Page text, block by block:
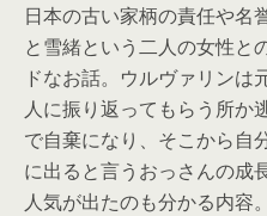
日本の古い家柄の責任や名
と雪緒という二人の女性と
ドなお話。ウルヴァリンは
人に振り返ってもらう所か
で自棄になり、そこから自
に出ると言うおっさんの成
人気が出たのも分かる内容